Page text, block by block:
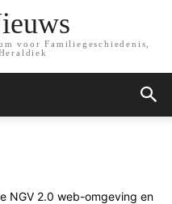
voor Familiegeschiedenis,
NGV 2.0 web-omgeving en